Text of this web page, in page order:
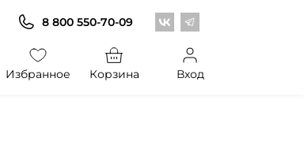
Центр обоев во
Центр обоев в
8 800 550-70-09
Избранное Корзина Вход